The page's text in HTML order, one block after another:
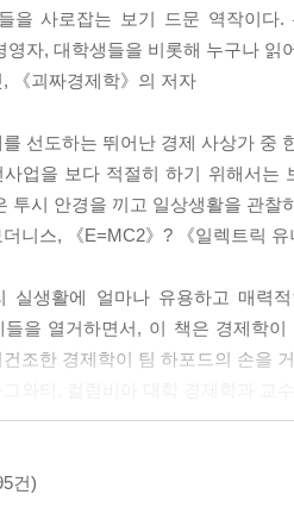
기 쉽지만 우리 주변에서는 수수
다. 도시의 땅주인들이 그린벨트
식점을 발견하기 어려운 이유와
론을 설명하기 위해 무수한 경제
교양서들과 달리, 『경제학 콘서
요한 경제 이론들을 어려운 용어
있는 일러스트를 적절히 활용하
로써 독자들이 책의 내용을 다시 한
트』의 저자인 팀 하포드는 국내
을 사로잡는 보기 드문 역작이다
영자, 대학생들을 비롯해 누구나 읽
《괴짜경제학》의 저자
선도하는 뛰어난 경제 사상가 중
사업을 보다 적절히 하기 위해서는
투시 안경을 끼고 일상생활을 관찰
니스, 《E=MC2》? 《일렉트릭 유
실생활에 얼마나 유용하고 매력
들을 열거하면서, 이 책은 경제학
조한 경제학이 팀 하포드의 손을
파이낸셜 타임즈〉 수석 경제 칼럼
건)